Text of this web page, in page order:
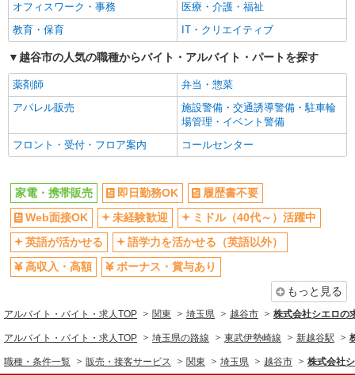
ボーナス・賞与あり
昇給あり
日払い
週払い
10時～勤務OK
髪型・髪色自由
ネイルOK
ピアスOK
車通勤OK
バイク通勤OK
社会保険あり
入社祝い金あり
各種手当（家族・役職・インセン
制服貸与
社員登用あり
同じ職種から求人を探す
販売・接客サービス
家電・携帯販売
未経験歓迎
ミドル（40代～）活躍中
英語が活かせる
ボーナス・賞与あり
日払い
車通勤OK
オフィスワーク・事務
医療・介護・福祉
教育・保育
IT・クリエイティブ
越谷市の人気の職種からバイト・アルバイト・パートを探す
薬剤師
弁当・惣菜
アパレル販売
施設警備・交通誘導警備・駐車輪
場管理・イベント警備
フロント・受付・フロア案内
コールセンター
家電・携帯販売 即日勤務OK
履歴書不要
Web面接OK
未経験歓迎
ミドル（40代～）活躍中
英語が活かせる
語学力を活かせる（英語以外）
高収入・高額
ボーナス・賞与あり
もっと見る
アルバイト・バイト・求人TOP 関東 埼玉県 越谷市 株式会社シエロの
アルバイト・バイト・求人TOP 埼玉県の路線 東武伊勢崎線 新越谷駅
職種・条件一覧 販売・接客サービス 関東 埼玉県 越谷市 株式会社